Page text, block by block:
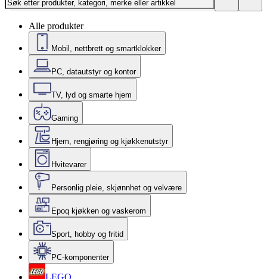
Alle produkter
Mobil, nettbrett og smartklokker
PC, datautstyr og kontor
TV, lyd og smarte hjem
Gaming
Hjem, rengjøring og kjøkkenutstyr
Hvitevarer
Personlig pleie, skjønnhet og velvære
Epoq kjøkken og vaskerom
Sport, hobby og fritid
PC-komponenter
LEGO